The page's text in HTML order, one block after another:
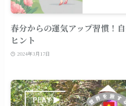
春分からの運気アップ習慣！
ヒント
2024年3月17日